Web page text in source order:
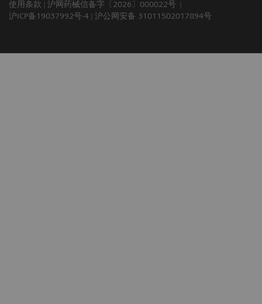
使用条款
沪网药械信备字〔2026〕000022号
沪ICP备19037992号-4
沪公网安备 31011502017894号